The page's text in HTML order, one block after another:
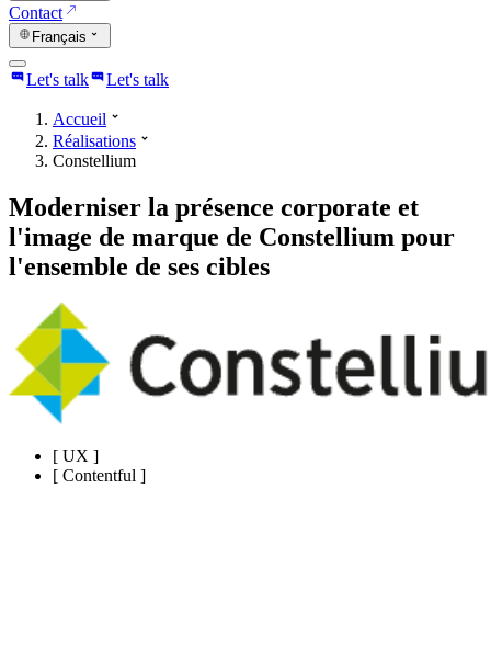
Contact
Français
Let's talk Let's talk
Accueil
Réalisations
Constellium
Moderniser la présence corporate et
l'image de marque de Constellium pour
l'ensemble de ses cibles
[ UX ]
[ Contentful ]